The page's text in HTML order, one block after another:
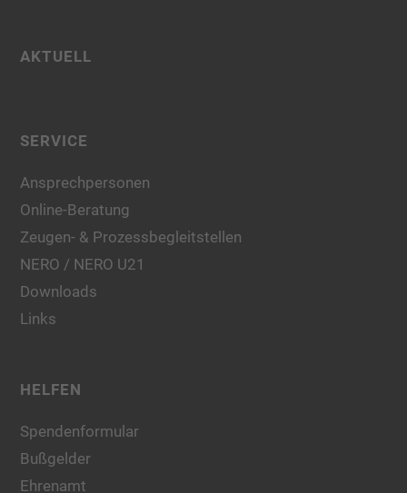
AKTUELL
SERVICE
Ansprechpersonen
Online-Beratung
Zeugen- & Prozessbegleitstellen
NERO / NERO U21
Downloads
Links
HELFEN
Spendenformular
Bußgelder
Ehrenamt